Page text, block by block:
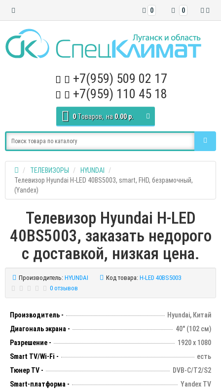
0
0
+7(959) 509 02 17
+7(959) 110 45 18
0 Tоваров, на 0.00 р.
ТЕЛЕВИЗОРЫ
HYUNDAI
Телевизор Hyundai H-LED 40BS5003, smart, FHD, безрамочный,
(Yandex)
Телевизор Hyundai H-LED
40BS5003, заказать недорого
с доставкой, низкая цена.
Производитель: HYUNDAI Код товара: H-LED 40BS5003
0 отзывов
Производитель -
Hyundai, Китай
Диагональ экрана -
40" (102 см)
Разрешение -
1920 х 1080
Smart TV/Wi-Fi -
есть
Тюнер TV -
DVB-C/T2/S2
Smart-платформа -
Yandex TV